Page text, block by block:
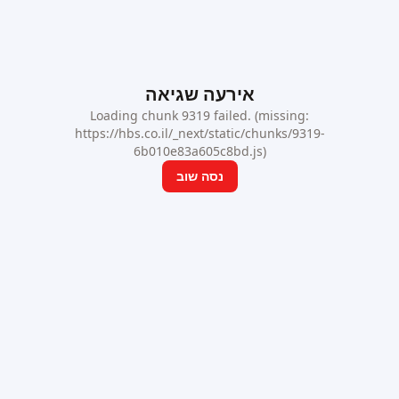
אירעה שגיאה
Loading chunk 9319 failed. (missing:
https://hbs.co.il/_next/static/chunks/9319-
6b010e83a605c8bd.js)